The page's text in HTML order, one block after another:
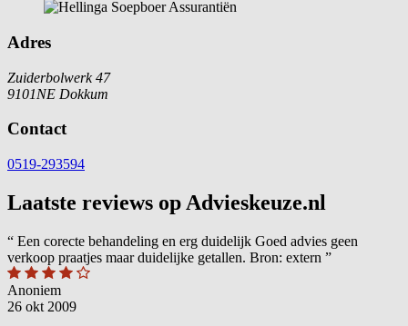
Adres
Zuiderbolwerk 47
9101NE Dokkum
Contact
0519-293594
Laatste reviews op Advieskeuze.nl
“ Een corecte behandeling en erg duidelijk Goed advies geen
verkoop praatjes maar duidelijke getallen. Bron: extern ”
Anoniem
26 okt 2009